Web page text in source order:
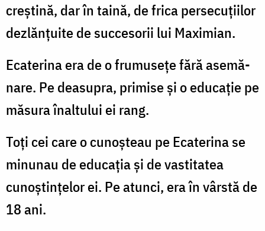
creștină, dar în taină, de frica perse­cuțiilor
dezlănțuite de succesorii lui Maximian.
Ecaterina era de o frumusețe fără asemă­
nare. Pe deasupra, primise și o educație pe
măsura înaltului ei rang.
Toți cei care o cunoșteau pe Ecaterina se
minunau de educația și de vastitatea
cunoș­tințelor ei. Pe atunci, era în vârstă de
18 ani.